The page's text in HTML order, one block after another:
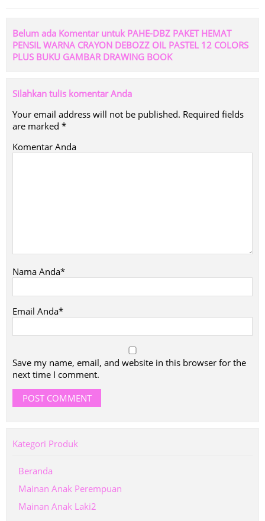
Belum ada Komentar untuk PAHE-DBZ PAKET HEMAT
PENSIL WARNA CRAYON DEBOZZ OIL PASTEL 12 COLORS
PLUS BUKU GAMBAR DRAWING BOOK
Silahkan tulis komentar Anda
Your email address will not be published. Required fields
are marked *
Komentar Anda
Nama Anda*
Email Anda*
Save my name, email, and website in this browser for the
next time I comment.
Kategori Produk
Beranda
Mainan Anak Perempuan
Mainan Anak Laki2